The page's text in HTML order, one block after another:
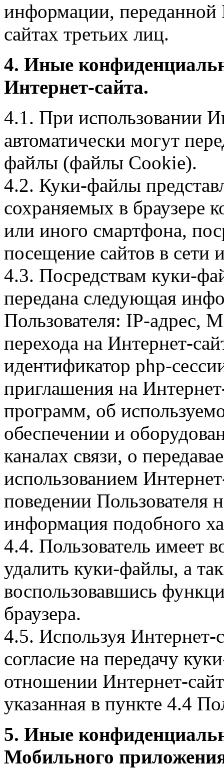
информации, переданной
сайтах третьих лиц.
4. Иные
Интернет-сайта.
4.1. При использовании
автоматически могут
файлы (файлы Cookie).
4.2. Куки-файлы
сохраняемых в браузере
или иного смартфона,
посещение сайтов в сети
4.3. Посредствам куки-
передана следующая
Пользователя: IP-адрес,
перехода на Интернет-
идентификатор php-
приглашения на
программ, об
обеспечении и
каналах связи, о
использованием
поведении Пользователя
информация подобного
4.4. Пользователь имеет
удалить куки-файлы, а
воспользовавшись
браузера.
4.5. Используя Интернет-
согласие на передачу
отношении Интернет-
указанная в пункте 4.4
5. Иные
Мобильного